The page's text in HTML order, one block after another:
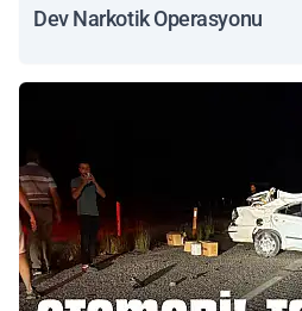
Dev Narkotik Operasyonu